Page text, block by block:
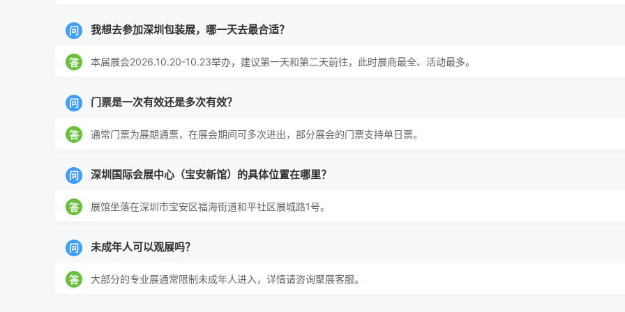
问 我想去参加深圳包装展，哪一天去最合适？
答 本届展会2026.10.20-10.23举办，建议第一天和第二天前往，此时展商最全、活动最多。
问 门票是一次有效还是多次有效？
答 通常门票为展期通票，在展会期间可多次进出，部分展会的门票支持单日票。
问 深圳国际会展中心（宝安新馆）的具体位置在哪里？
答 展馆坐落在深圳市宝安区福海街道和平社区展城路1号。
问 未成年人可以观展吗？
答 大部分的专业展通常限制未成年人进入，详情请咨询聚展客服。